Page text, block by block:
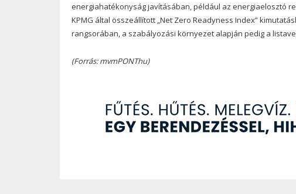
energiahatékonyság javításában, például az energiaelosztó
KPMG által összeállított „Net Zero Readyness Index”
rangsorában, a szabályozási környezet alapján pedig a
(Forrás: mvmPONThu)